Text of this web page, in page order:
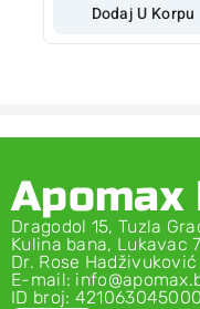
Dodaj U Korpu
Dragodol 15, Tuzla
Kulina bana, Lukavac
Dr. Rose
E-mail:
ID broj: